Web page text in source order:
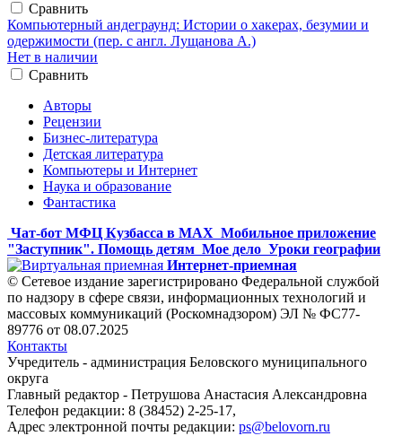
Сравнить
Компьютерный андеграунд: Истории о хакерах, безумии и
одержимости (пер. с англ. Лущанова А.)
Нет в наличии
Сравнить
Авторы
Рецензии
Бизнес-литература
Детская литература
Компьютеры и Интернет
Наука и образование
Фантастика
Чат-бот МФЦ Кузбасса в MAX Мобильное приложение
"Заступник". Помощь детям Мое дело Уроки географии
Интернет-приемная
© Сетевое издание зарегистрировано Федеральной службой
по надзору в сфере связи, информационных технологий и
массовых коммуникаций (Роскомнадзором) ЭЛ № ФС77-
89776 от 08.07.2025
Контакты
Учредитель - администрация Беловского муниципального
округа
Главный редактор - Петрушова Анастасия Александровна
Телефон редакции: 8 (38452) 2-25-17,
Адрес электронной почты редакции: ps@belovorn.ru